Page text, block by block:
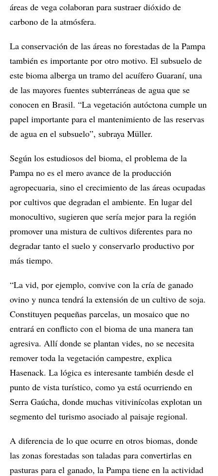
áreas de vega colaboran para sustraer dióxido de
carbono de la atmósfera.
La conservación de las áreas no forestadas de la Pampa
también es importante por otro motivo. El subsuelo de
este bioma alberga un tramo del acuífero Guaraní, una
de las mayores fuentes subterráneas de agua que se
conocen en Brasil. “La vegetación autóctona cumple un
papel importante para el mantenimiento de las reservas
de agua en el subsuelo”, subraya Müller.
Según los estudiosos del bioma, el problema de la
Pampa no es el mero avance de la producción
agropecuaria, sino el crecimiento de las áreas ocupadas
por cultivos que degradan el ambiente. En lugar del
monocultivo, sugieren que sería mejor para la región
promover una mistura de cultivos diferentes para no
degradar tanto el suelo y conservarlo productivo por
más tiempo.
“La vid, por ejemplo, convive con la cría de ganado
ovino y nunca tendrá la extensión de un cultivo de soja.
Constituyen pequeñas parcelas, un mosaico que no
entrará en conflicto con el bioma de una manera tan
agresiva. Allí donde se plantan vides, no se necesita
remover toda la vegetación campestre, explica
Hasenack. La lógica es interesante también desde el
punto de vista turístico, como ya está ocurriendo en
Serra Gaúcha, donde muchas vitivinícolas explotan un
segmento del turismo asociado al paisaje regional.
A diferencia de lo que ocurre en otros biomas, donde
las zonas forestadas son taladas para convertirlas en
pasturas para el ganado, la Pampa tiene en la actividad